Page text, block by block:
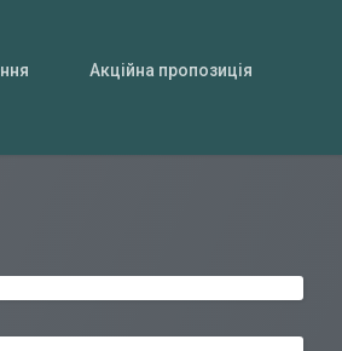
Акційна пропозиція